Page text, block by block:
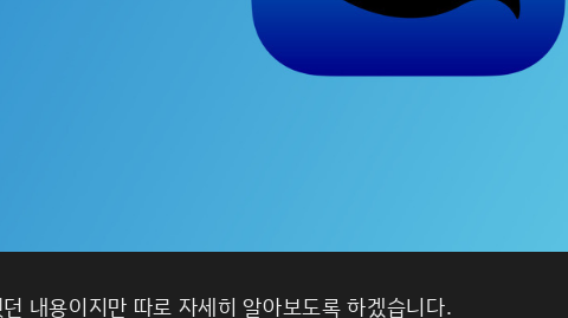
내용이지만 따로 자세히 알아보도록 하겠습니다.